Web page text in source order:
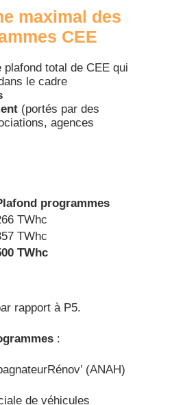
maximal des
CEE
plafond total de CEE qui
le cadre
(portés par des
agences
programmes
TWhc
TWhc
TWhc
rapport à P5.​
:
(ANAH)
de véhicules